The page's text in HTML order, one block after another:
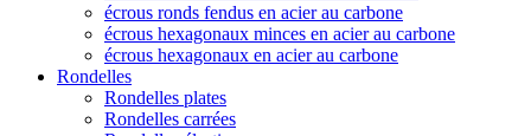
écrous ronds fendus en acier au carbone
écrous hexagonaux minces en acier au carbone
écrous hexagonaux en acier au carbone
Rondelles
Rondelles plates
Rondelles carrées